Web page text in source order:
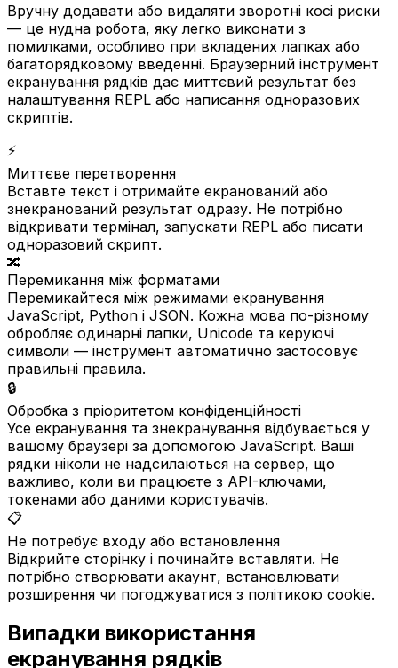
Вручну додавати або видаляти зворотні косі риски
— це нудна робота, яку легко виконати з
помилками, особливо при вкладених лапках або
багаторядковому введенні. Браузерний інструмент
екранування рядків дає миттєвий результат без
налаштування REPL або написання одноразових
скриптів.
⚡
Миттєве перетворення
Вставте текст і отримайте екранований або
знекранований результат одразу. Не потрібно
відкривати термінал, запускати REPL або писати
одноразовий скрипт.
🔀
Перемикання між форматами
Перемикайтеся між режимами екранування
JavaScript, Python і JSON. Кожна мова по-різному
обробляє одинарні лапки, Unicode та керуючі
символи — інструмент автоматично застосовує
правильні правила.
🔒
Обробка з пріоритетом конфіденційності
Усе екранування та знекранування відбувається у
вашому браузері за допомогою JavaScript. Ваші
рядки ніколи не надсилаються на сервер, що
важливо, коли ви працюєте з API-ключами,
токенами або даними користувачів.
📋
Не потребує входу або встановлення
Відкрийте сторінку і починайте вставляти. Не
потрібно створювати акаунт, встановлювати
розширення чи погоджуватися з політикою cookie.
Випадки використання
екранування рядків